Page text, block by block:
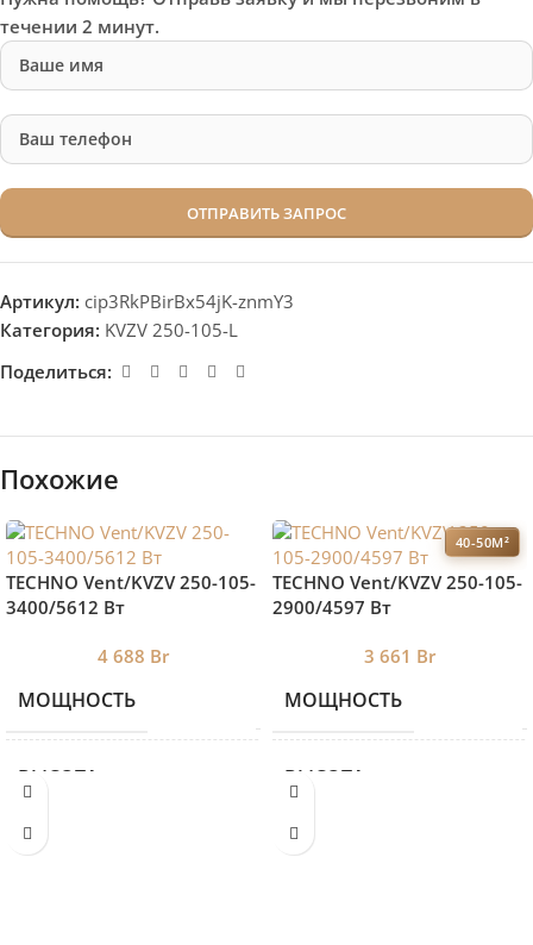
течении 2 минут.
Артикул: cip3RkPBirBx54jK-znmY3
Категория: KVZV 250-105-L
Поделиться:
Похожие
TECHNO Vent/KVZV 250-105-
3400/5612 Вт
4 688 Br
МОЩНОСТЬ 5612
ВЫСОТА 105
40-50М²
TECHNO Vent/KVZV 250-105-
2900/4597 Вт
3 661 Br
МОЩНОСТЬ
ВЫСОТА